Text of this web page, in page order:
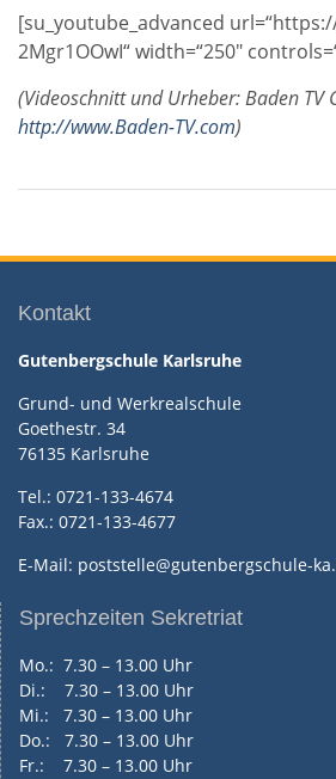
[su_youtube_advanced
2Mgr1OOwI“ width=“250″
(Videoschnitt und Urheber: Baden TV
http://www.Baden-TV.com)
Kontakt
Gutenbergschule Karlsruhe
Grund- und Werkrealschule
Goethestr. 34
76135 Karlsruhe
Tel.: 0721-133-4674
Fax.: 0721-133-4677
E-Mail: poststelle@gutenbergschule-
Sprechzeiten Sekretriat
Mo.: 7.30 – 13.00 Uhr
Di.: 7.30 – 13.00 Uhr
Mi.: 7.30 – 13.00 Uhr
Do.: 7.30 – 13.00 Uhr
Fr.: 7.30 – 13.00 Uhr